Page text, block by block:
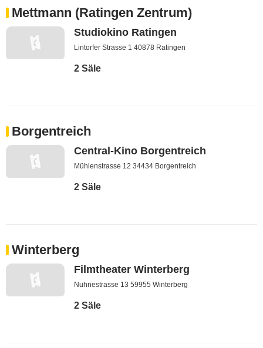
Mettmann (Ratingen Zentrum)
Studiokino Ratingen
Lintorfer Strasse 1 40878 Ratingen
2 Säle
Borgentreich
Central-Kino Borgentreich
Mühlenstrasse 12 34434 Borgentreich
2 Säle
Winterberg
Filmtheater Winterberg
Nuhnestrasse 13 59955 Winterberg
2 Säle